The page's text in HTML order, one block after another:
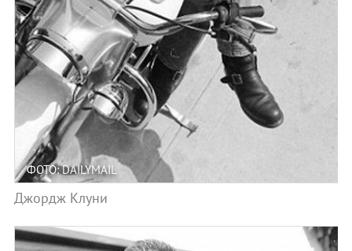
ФОТО: DAILYMAIL
Джордж Клуни